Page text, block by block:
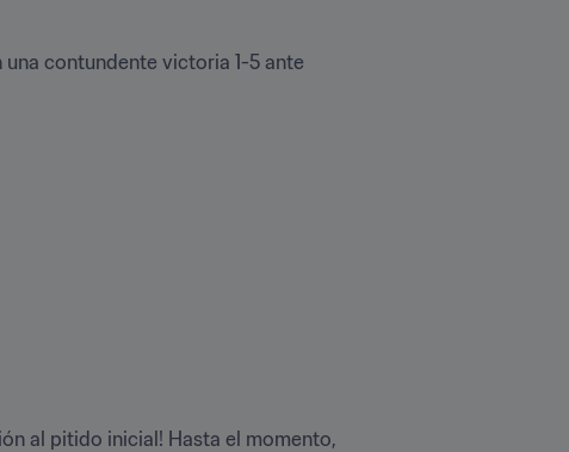
contundente victoria 1-5 ante
al pitido inicial! Hasta el momento,